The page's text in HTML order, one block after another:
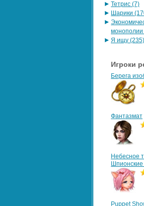
Тетрис (7)
Шарики
монополии
Я ищу (235)
Игроки
Берега
Фантазмат
Небесное
Puppet